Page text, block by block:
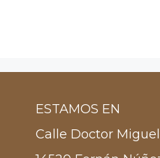
ESTAMOS EN
Calle Doctor Miguel